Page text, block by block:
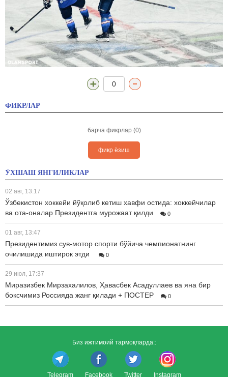
0
ФИКРЛАР
барча фикрлар (0)
фикр ёзиш
ЎХШАШ ЯНГИЛИКЛАР
02 авг, 13:17
Ўзбекистон хоккейи йўқолиб кетиш хавфи остида: хоккейчилар
ва ота-оналар Президентга мурожаат қилди
0
01 авг, 13:47
Президентимиз сув-мотор спорти бўйича чемпионатнинг
очилишида иштирок этди
0
29 июл, 17:37
Миразизбек Мирзахалилов, Ҳавасбек Асадуллаев ва яна бир
боксчимиз Россияда жанг қилади + ПОСТЕР
0
Биз ижтимоий тармоқларда::
Telegram Facebook Twitter Instagram